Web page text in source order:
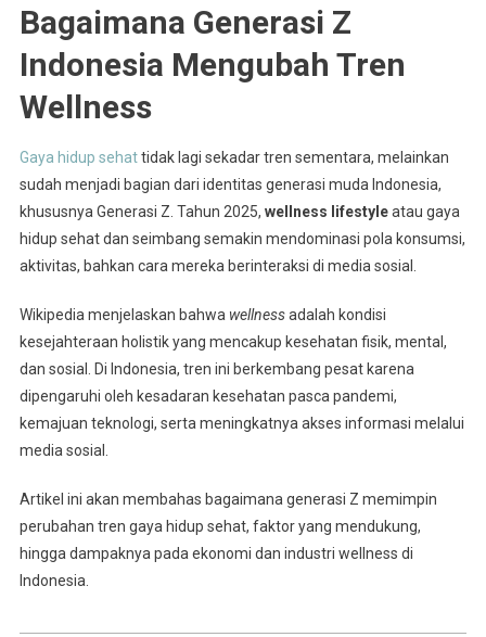
Bagaimana Generasi Z
Indonesia Mengubah Tren
Wellness
Gaya hidup sehattidak lagi sekadar tren sementara, melainkan
sudah menjadi bagian dari identitas generasi muda Indonesia,
khususnya Generasi Z. Tahun 2025, wellness lifestyleatau gaya
hidup sehat dan seimbang semakin mendominasi pola konsumsi,
aktivitas, bahkan cara mereka berinteraksi di media sosial.
Wikipedia menjelaskan bahwa wellnessadalah kondisi
kesejahteraan holistik yang mencakup kesehatan fisik, mental,
dan sosial. Di Indonesia, tren ini berkembang pesat karena
dipengaruhi oleh kesadaran kesehatan pasca pandemi,
kemajuan teknologi, serta meningkatnya akses informasi melalui
media sosial.
Artikel ini akan membahas bagaimana generasi Z memimpin
perubahan tren gaya hidup sehat, faktor yang mendukung,
hingga dampaknya pada ekonomi dan industri wellness di
Indonesia.